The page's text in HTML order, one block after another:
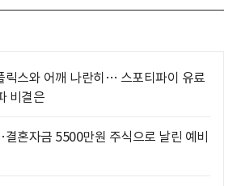
릭스와 어깨 나란히… 스포티파이 유료
비결은
혼자금 5500만원 주식으로 날린 예비